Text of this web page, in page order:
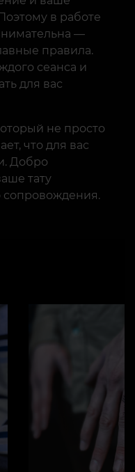
в работе
—
правила.
сеанса и
для вас
не просто
что для вас
Добро
тату
сопровождения.